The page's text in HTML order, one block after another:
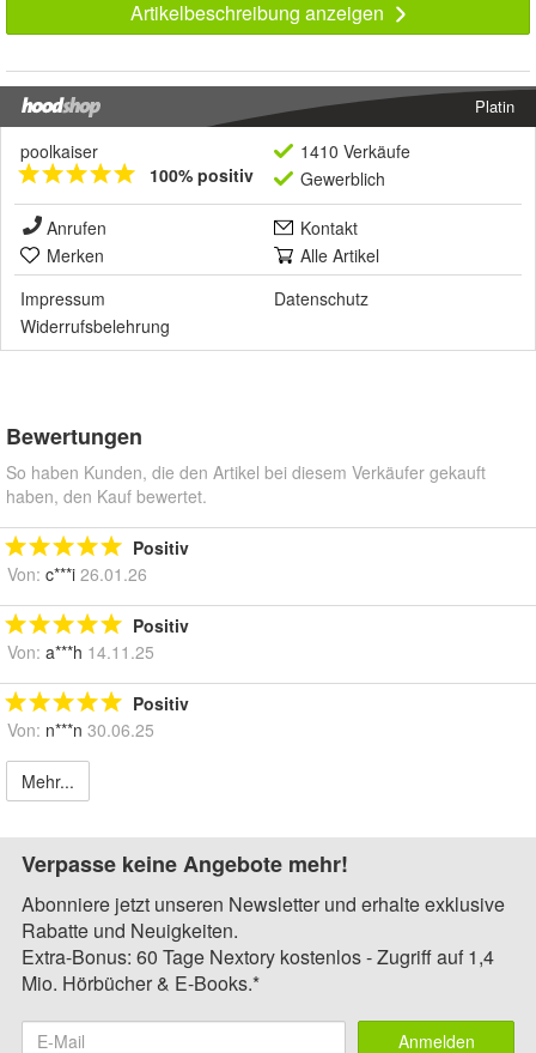
Artikelbeschreibung anzeigen
Platin
poolkaiser
100% positiv
1410 Verkäufe
Gewerblich
Anrufen
Kontakt
Merken
Alle Artikel
Impressum
Datenschutz
Widerrufsbelehrung
Bewertungen
So haben Kunden, die den Artikel bei diesem Verkäufer gekauft
haben, den Kauf bewertet.
Positiv
Von: c***i 26.01.26
Positiv
Von: a***h 14.11.25
Positiv
Von: n***n 30.06.25
Mehr...
Verpasse keine Angebote mehr!
Abonniere jetzt unseren Newsletter und erhalte exklusive
Rabatte und Neuigkeiten.
Extra-Bonus: 60 Tage Nextory kostenlos - Zugriff auf 1,4
Mio. Hörbücher & E-Books.*
Anmelden